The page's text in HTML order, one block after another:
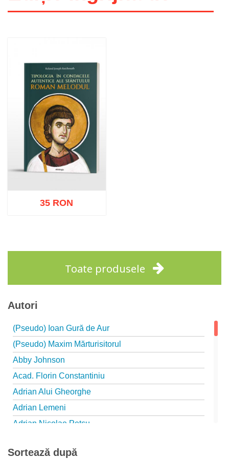
35 RON
Toate produsele
Autori
(Pseudo) Ioan Gură de Aur
(Pseudo) Maxim Mărturisitorul
Abby Johnson
Acad. Florin Constantiniu
Adrian Alui Gheorghe
Adrian Lemeni
Adrian Nicolae Petcu
Adriana Petrescu
Sortează după